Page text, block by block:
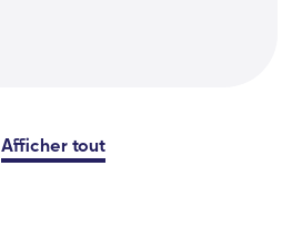
Afficher tout